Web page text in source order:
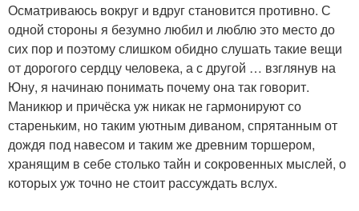
Осматриваюсь вокруг и вдруг становится противно. С
одной стороны я безумно любил и люблю это место до
сих пор и поэтому слишком обидно слушать такие вещи
от дорогого сердцу человека, а с другой … взглянув на
Юну, я начинаю понимать почему она так говорит.
Маникюр и причёска уж никак не гармонируют со
стареньким, но таким уютным диваном, спрятанным от
дождя под навесом и таким же древним торшером,
хранящим в себе столько тайн и сокровенных мыслей, о
которых уж точно не стоит рассуждать вслух.